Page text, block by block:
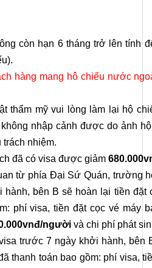
còn hạn 6 tháng trở lên tính
hàng mang hô chiếu nước
thẩm mỹ vui lòng làm lại hộ
nhập cảnh được do ảnh
trách nhiệm.
đã có visa được giảm
từ phía Đại Sứ Quán, trường
bên B sẽ hoàn lại tiền đặt
phí visa, tiền đặt cọc vé máy
người và chi phí phát
trước 7 ngày khởi hành, bên
thanh toán bao gồm: phí visa,